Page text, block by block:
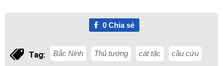
0Chia sẻ
Tag: Bắc Ninh Thủ tướng cát tặc cầu cứu